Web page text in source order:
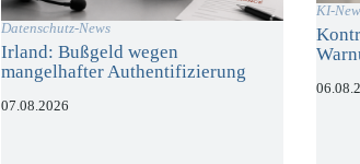
Datenschutz-News
Irland: Bußgeld wegen
mangelhafter Authentifizierung
07.08.2026
KI-